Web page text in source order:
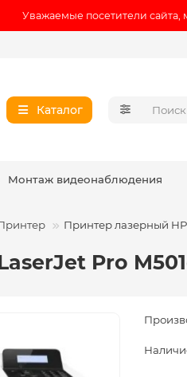
Уважаемые посетители
Каталог
Монтаж видеонаблюдения
Принтер лазерный
Pro